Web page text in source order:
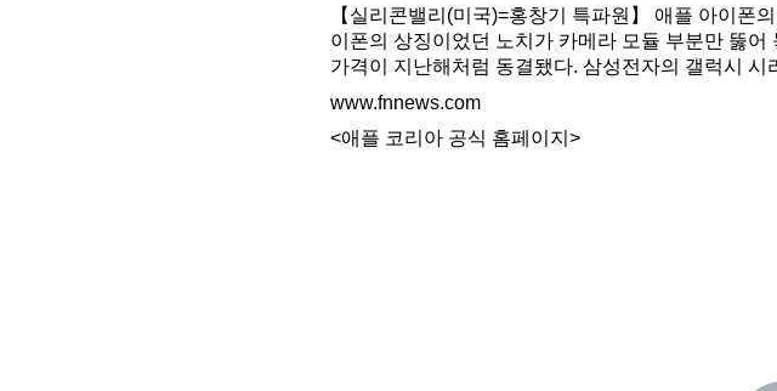
【실리콘밸리(미국)=홍창기 특파원】 애플 아이폰
이폰의 상징이었던 노치가 카메라 모듈 부분만 뚫
가격이 지난해처럼 동결됐다. 삼성전자의 갤럭시
www.fnnews.com
<애플 코리아 공식 홈페이지>